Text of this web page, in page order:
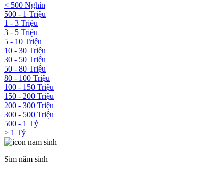
< 500 Nghìn
500 - 1 Triệu
1 - 3 Triệu
3 - 5 Triệu
5 - 10 Triệu
10 - 30 Triệu
30 - 50 Triệu
50 - 80 Triệu
80 - 100 Triệu
100 - 150 Triệu
150 - 200 Triệu
200 - 300 Triệu
300 - 500 Triệu
500 - 1 Tỷ
> 1 Tỷ
Sim năm sinh